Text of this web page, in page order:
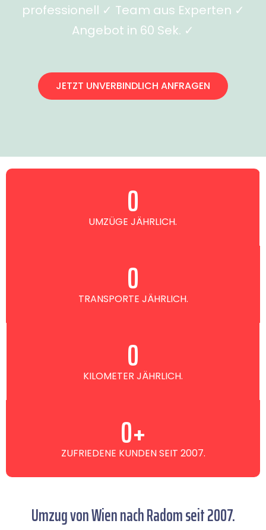
professionell ✓ Team aus Experten ✓
Angebot in 60 Sek. ✓
JETZT UNVERBINDLICH ANFRAGEN
UMZÜGE JÄHRLICH.
0
TRANSPORTE JÄHRLICH.
0
KILOMETER JÄHRLICH.
0
ZUFRIEDENE KUNDEN SEIT 2007.
0+
Umzug von Wien nach Radom seit 2007.